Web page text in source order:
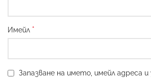
Имейл *
Запазване на името, имейл адреса